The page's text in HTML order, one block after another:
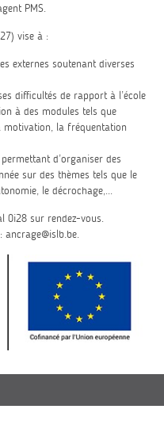
PMS.
vise à :
externes soutenant diverses
difficultés de rapport à l’école
à des modules tels que
motivation, la fréquentation
d’organiser des
sur des thèmes tels que le
le décrochage,...
0i28 sur rendez-vous.
ancrage@islb.be.